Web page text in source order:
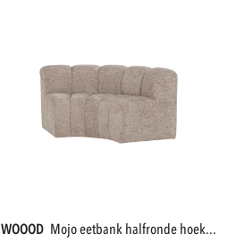
WOOOD mojo eetbank halfronde hoek...